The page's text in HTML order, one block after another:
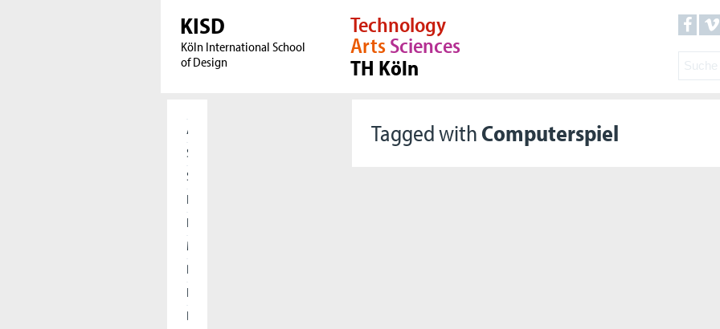
KISD
Köln International School
of Design
Technology
ArtsSciences
TH Köln
Tagged with Computerspiel
Aktuelles
Studierende
Studieninteressierte
Forschung
International
Meet our Alumni
Presse
Kooperationen
Die KISD